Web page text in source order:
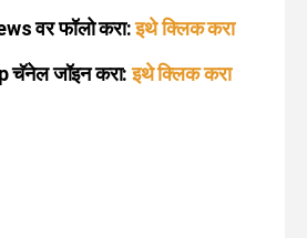
वर फॉलो करा: इथे क्लिक करा
चॅनेल जॉइन करा: इथे क्लिक करा